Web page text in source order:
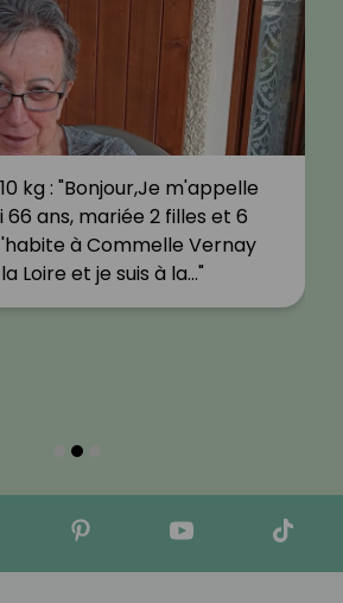
-12 kg : "Mon compagnon
moi mais avec plus de
et dessert et même du
perdu 12 kg en 1 an (perte
de 6/8…"